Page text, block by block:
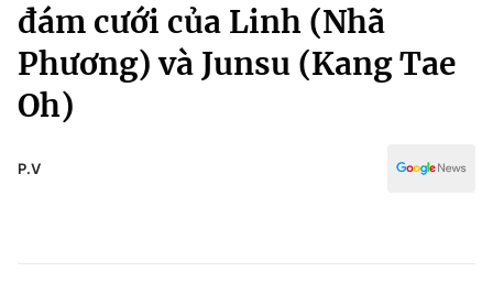
Chính trị
Xã hội
Truyền hình
Văn hóa - Giải trí
đám cưới của Linh (Nhã
Phương) và Junsu (Kang Tae
Oh)
P.V